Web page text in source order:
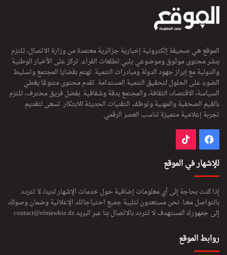
الموقع هي صحيفة إلكترونية إخبارية جزائرية معتمدة من وزارة الاتصال، تلتزم
بنشر محتوى موثوق وموضوعي يلبي تطلعات القراء. تركز على الأخبار الوطنية
والدولية مع إبراز جهود الدولة ومبادرات التنمية. تهتم بقضايا المجتمع وتسليط
الضوء على الحلول لتحقيق التنمية المستدامة. تقدم محتوى متنوعًا يغطي
السياسة، الاقتصاد، الثقافة، والمجتمع بدقة وشفافية. بفضل فريق محترف، تلتزم
بالقيم الصحفية والمهنية وتوظف التقنيات الحديثة للابتكار. تسعى لتقديم
تجربة إعلامية متميزة تناسب العصر الرقمي.
فيسبوك
للإشهار في الموقع
إذا كنت بحاجة إلى أي معلومات إضافية حول خدمات الإشهار لدينا، لا تتردد
بالتواصل معنا. نحن مستعدون لتلبية جميع احتياجاتك الإعلانية وضمان وصولك
إلى جمهورك المستهدف لا تتردد بالاتصال بنا عبر البريدcontact@elmawkie.dz
روابط الموقع